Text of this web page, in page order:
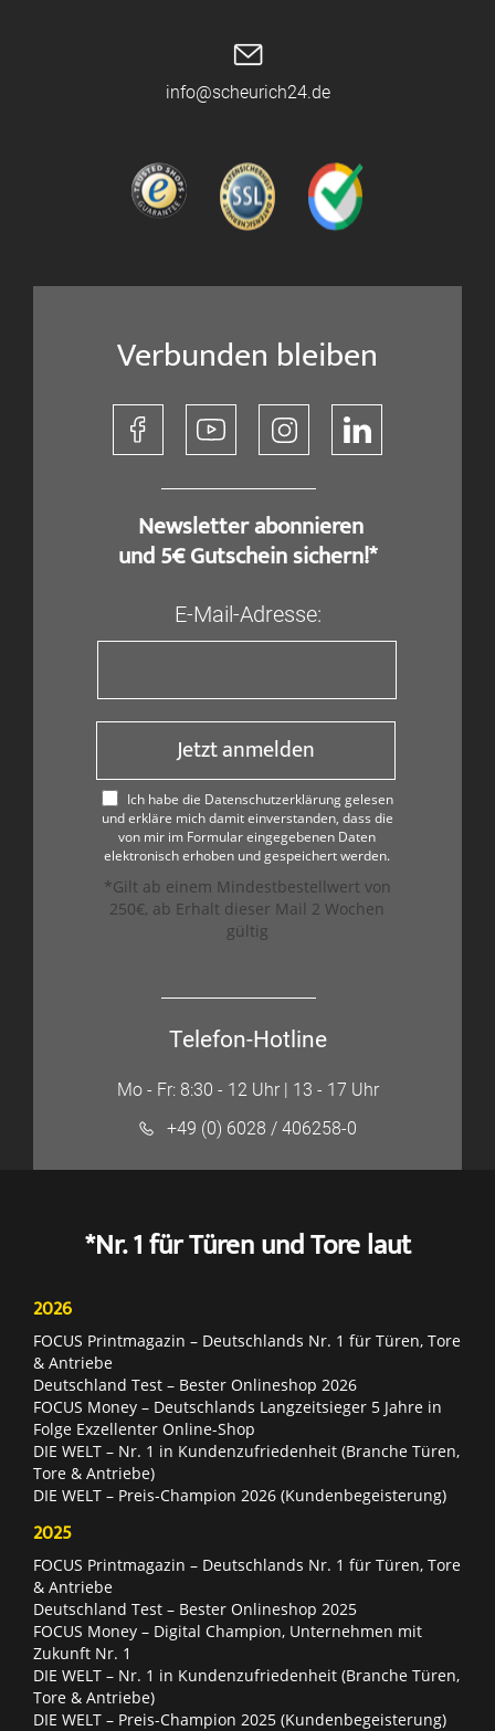
info@scheurich24.de
Verbunden bleiben
​ Newsletter abonnieren
und 5€ Gutschein sichern!*
E-Mail-Adresse:
Jetzt anmelden
Ich habe die Datenschutzerklärung gelesen
und erkläre mich damit einverstanden, dass die
von mir im Formular eingegebenen Daten
elektronisch erhoben und gespeichert werden.
*Gilt ab einem Mindestbestellwert von
250€, ab Erhalt dieser Mail 2 Wochen
gültig
Telefon-Hotline
Mo - Fr: 8:30 - 12 Uhr | 13 - 17 Uhr
+49 (0) 6028 / 406258-0
*Nr. 1 für Türen und Tore laut
2026
FOCUS Printmagazin – Deutschlands Nr. 1 für Türen, Tore
& Antriebe
Deutschland Test – Bester Onlineshop 2026
FOCUS Money – Deutschlands Langzeitsieger 5 Jahre in
Folge Exzellenter Online-Shop
DIE WELT – Nr. 1 in Kundenzufriedenheit (Branche Türen,
Tore & Antriebe)
DIE WELT – Preis-Champion 2026 (Kundenbegeisterung)
2025
FOCUS Printmagazin – Deutschlands Nr. 1 für Türen, Tore
& Antriebe
Deutschland Test – Bester Onlineshop 2025
FOCUS Money – Digital Champion, Unternehmen mit
Zukunft Nr. 1
DIE WELT – Nr. 1 in Kundenzufriedenheit (Branche Türen,
Tore & Antriebe)
DIE WELT – Preis-Champion 2025 (Kundenbegeisterung)